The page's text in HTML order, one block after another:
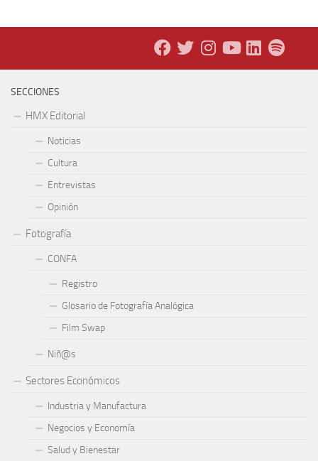
SECCIONES
HMX Editorial
Noticias
Cultura
Entrevistas
Opinión
Fotografía
CONFA
Registro
Glosario de Fotografía Analógica
Film Swap
Niñ@s
Sectores Económicos
Industria y Manufactura
Negocios y Economía
Salud y Bienestar